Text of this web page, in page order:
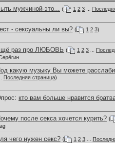
мужчиной-это... ( 1 2 3
- сексуальны ли вы? ( 1 2 3)
раз про ЛЮБОВЬ ( 1 2 3
какую музыку Вы можете
Последняя страница)
кто вам больше нравится
после секса хочется курить? (
чего нужен секс? ( 1 2 3